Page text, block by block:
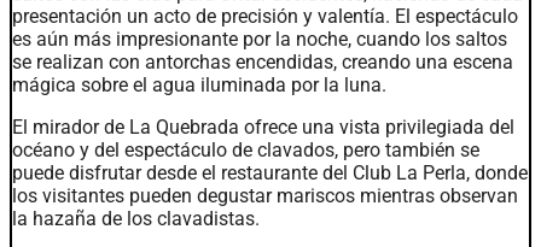
presentación un acto de precisión y valentía. El espectáculo
es aún más impresionante por la noche, cuando los saltos
se realizan con antorchas encendidas, creando una escena
mágica sobre el agua iluminada por la luna.
El mirador de La Quebrada ofrece una vista privilegiada del
océano y del espectáculo de clavados, pero también se
puede disfrutar desde el restaurante del Club La Perla, donde
los visitantes pueden degustar mariscos mientras observan
la hazaña de los clavadistas.